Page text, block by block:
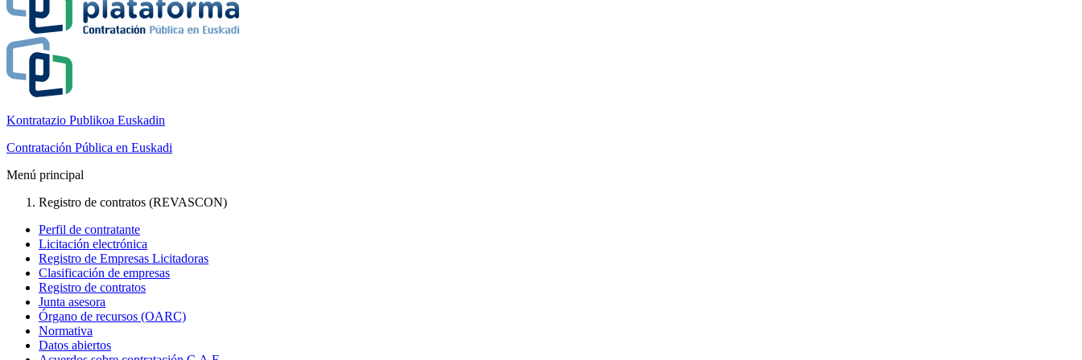
Kontratazio Publikoa Euskadin
Contratación Pública en Euskadi
Menú principal
Registro de contratos (REVASCON)
Perfil de contratante
Licitación electrónica
Registro de Empresas Licitadoras
Clasificación de empresas
Registro de contratos
Junta asesora
Órgano de recursos (OARC)
Normativa
Datos abiertos